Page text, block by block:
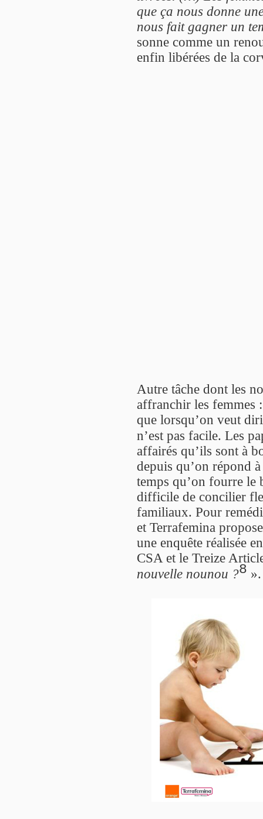
que ça nous donne
nous fait gagner un
sonne comme un
enfin libérées de la
Autre tâche dont les
affranchir les femmes
que lorsqu’on veut
n’est pas facile. Les
affairés qu’ils sont à
depuis qu’on répond
temps qu’on fourre
difficile de concilier
familiaux. Pour
et Terrafemina
une enquête réalisée
CSA et le Treize
nouvelle nounou ?8 ».